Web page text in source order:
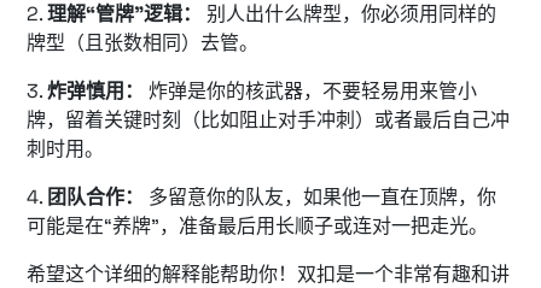
2.理解“管牌”逻辑：
别人出什么牌型，你必须用同样的
牌型（且张数相同）去管。
3.炸弹慎用：
炸弹是你的核武器，不要轻易用来管小
牌，留着关键时刻（比如阻止对手冲刺）或者最后自己冲
刺时用。
4. 团队合作：
多留意你的队友，如果他一直在顶牌，你
可能是在“养牌”，准备最后用长顺子或连对一把走光。
希望这个详细的解释能帮助你！双扣是一个非常有趣和讲